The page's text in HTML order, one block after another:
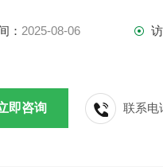
： 2025-08-06
即咨询 联系电